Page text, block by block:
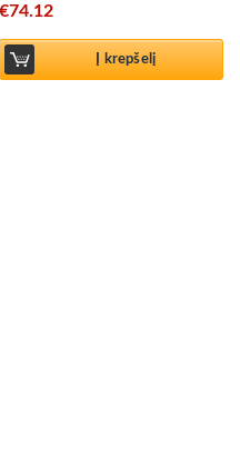
€74.12
Į krepšelį